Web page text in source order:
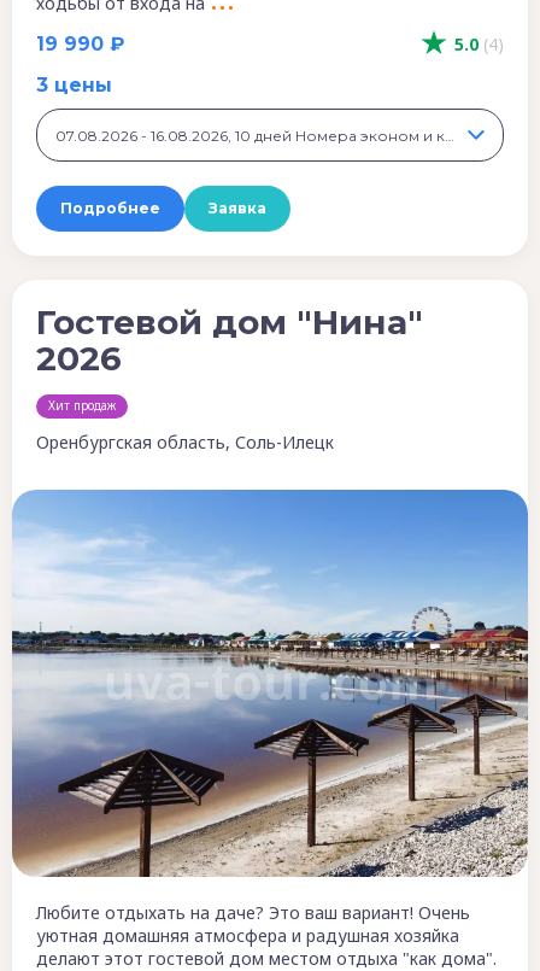
5.0 (4)
19 990 ₽
3 цены
07.08.2026 - 16.08.2026, 10 дней Номера эконом и комфорт класса, 19 990 ₽
Подробнее Заявка
Гостевой дом "Нина"
2026
Хит продаж
Оренбургская область, Соль-Илецк
Любите отдыхать на даче? Это ваш вариант! Очень
уютная домашняя атмосфера и радушная хозяйка
делают этот гостевой дом местом отдыха "как дома".